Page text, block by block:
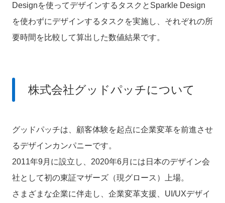
Designを使ってデザインするタスクとSparkle Design
を使わずにデザインするタスクを実施し、それぞれの所
要時間を比較して算出した数値結果です。
株式会社グッドパッチについて
グッドパッチは、顧客体験を起点に企業変革を前進させ
るデザインカンパニーです。
2011年9月に設立し、2020年6月には日本のデザイン会
社として初の東証マザーズ（現グロース）上場。
さまざまな企業に伴走し、企業変革支援、UI/UXデザイ